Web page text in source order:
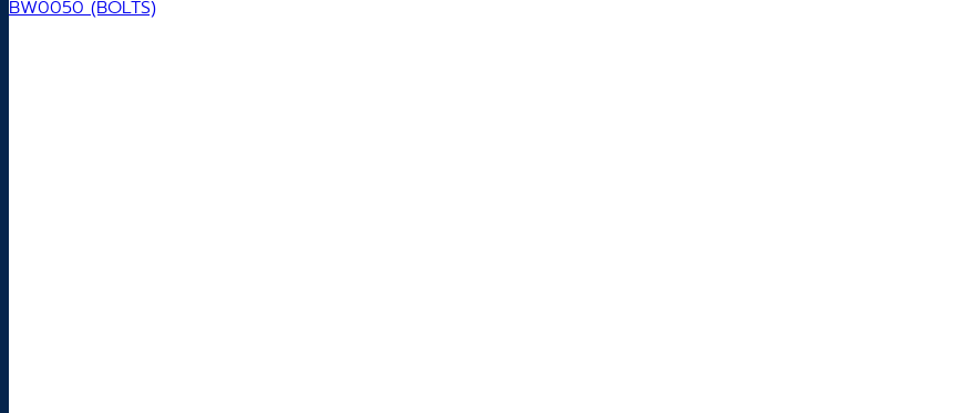
BW0050 (BOLTS)